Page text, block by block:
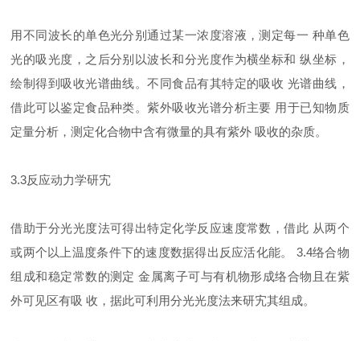
用不同波长的单色光分别通过某一浓度溶液，测定每一 种单色
光的吸光度，之后分别以波长和分光度作为横坐标和 纵坐标，
绘制得到吸收光谱曲线。不同食品有其特定的吸收 光谱曲线，
借此可以鉴定食品种类。紫外吸收光谱分析主要 用于已知物质
定量分析，测定化合物中含有微量的具有紫外 吸收的杂质。
3.3反应动力学研宄
借助于分光光度法可得出特定化学反应速度常数，借此 从两个
或两个以上温度条件下的速度数据得出反应活化能。 3.4络合物
组成和稳定常数的测定 金属离子可与有机物形成络合物且在紫
外可见区有吸 收，据此可利用分光光度法来研宄其组成。